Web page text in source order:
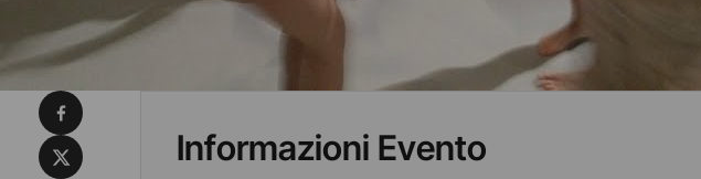
Informazioni Evento
Condividi su Facebook
Condividi su X